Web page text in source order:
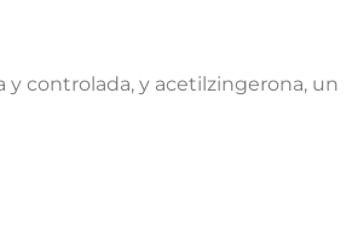
y controlada, y acetilzingerona, un